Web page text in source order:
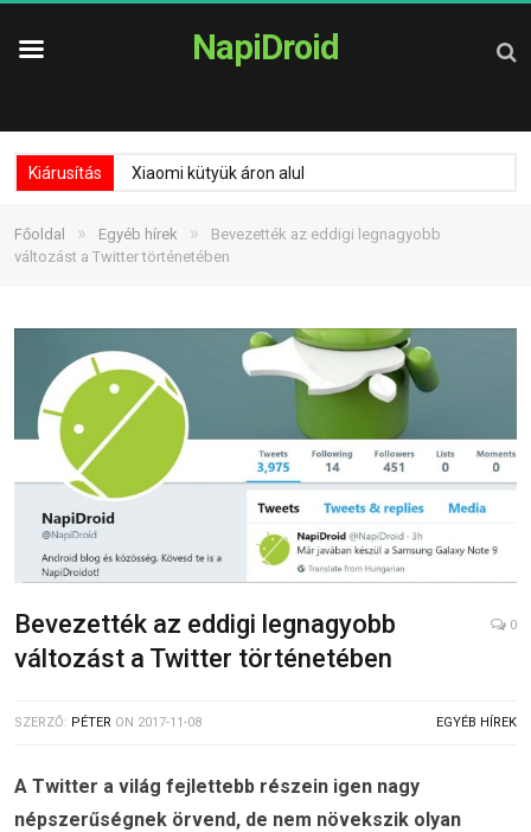
NapiDroid
Kiárusítás Xiaomi kütyük áron alul
Főoldal » Egyéb hírek »
Bevezették az eddigi legnagyobb
változást a Twitter történetében
Bevezették az eddigi legnagyobb
változást a Twitter történetében
0
SZERZŐ: PÉTER ON 2017-11-08 EGYÉB HÍREK
A Twitter a világ fejlettebb részein igen nagy
népszerűségnek örvend, de nem növekszik olyan